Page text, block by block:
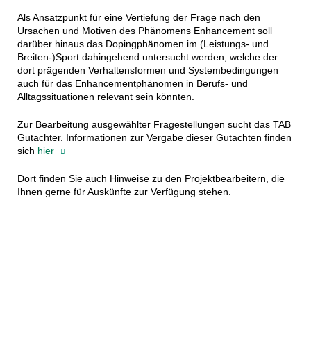
Als Ansatzpunkt für eine Vertiefung der Frage nach den
Ursachen und Motiven des Phänomens Enhancement soll
darüber hinaus das Dopingphänomen im (Leistungs- und
Breiten-)Sport dahingehend untersucht werden, welche der
dort prägenden Verhaltensformen und Systembedingungen
auch für das Enhancementphänomen in Berufs- und
Alltagssituationen relevant sein könnten.
Zur Bearbeitung ausgewählter Fragestellungen sucht das TAB
Gutachter. Informationen zur Vergabe dieser Gutachten finden
sich hier
Dort finden Sie auch Hinweise zu den Projektbearbeitern, die
Ihnen gerne für Auskünfte zur Verfügung stehen.